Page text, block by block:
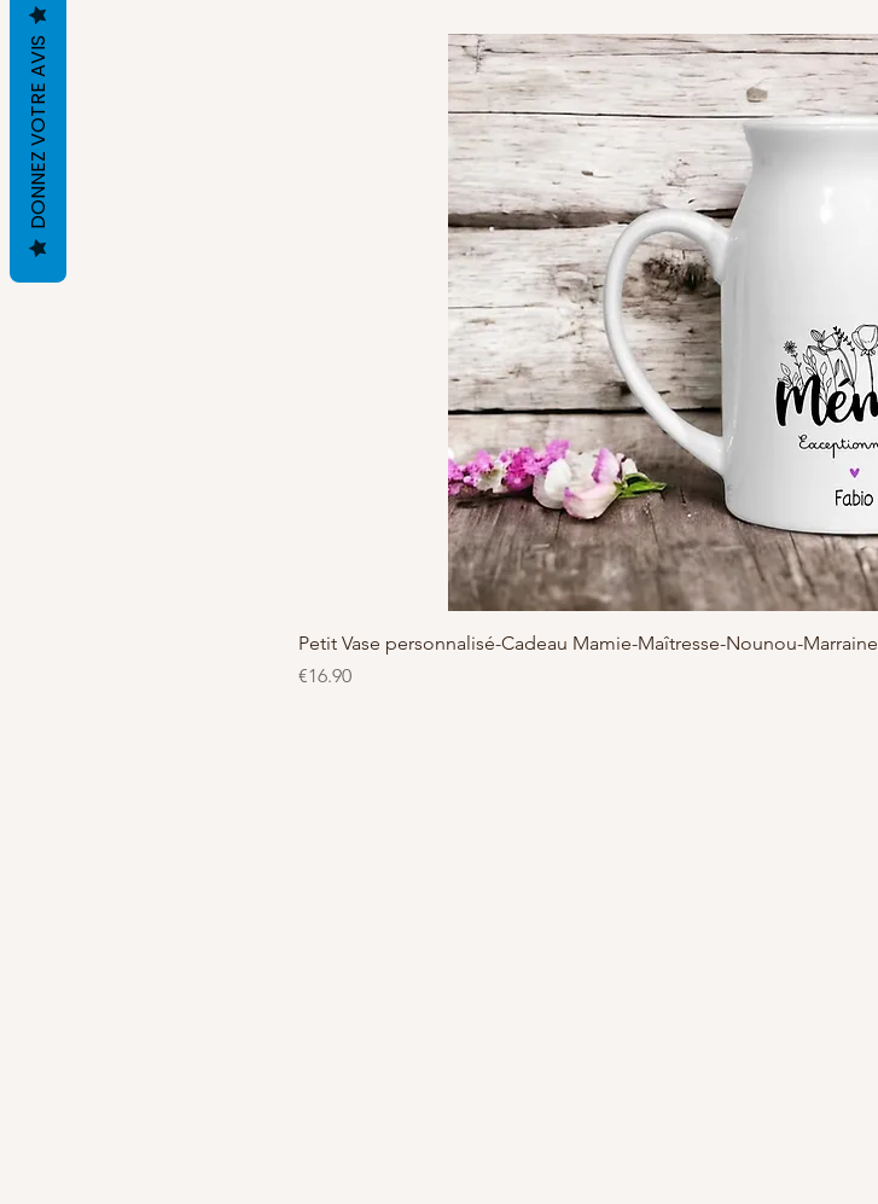
Petit Vase personnalisé-Cadeau Mamie-Maîtresse-Nounou-Marraine
価格
€16.90
DONNEZ VOTRE AVIS